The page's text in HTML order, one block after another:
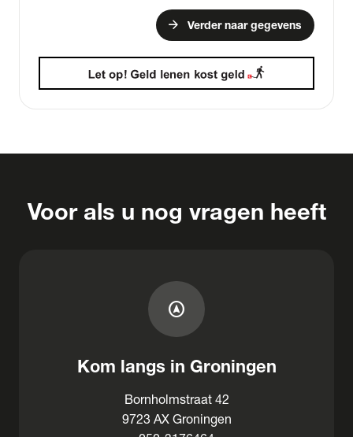
arrow_forward Verder naar gegevens
Voor als u nog vragen heeft
assistant_navigation
Kom langs in Groningen
Bornholmstraat 42
9723 AX Groningen